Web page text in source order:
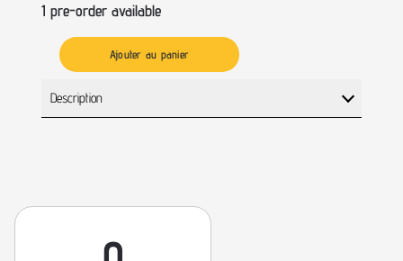
1 pre-order available
Ajouter au panier
Description